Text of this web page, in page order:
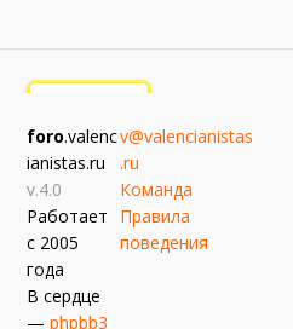
Расинг — Валенсия
примерно 18 октября
Валенсия — Атлетик
foro.valenc
ianistas.ru
v.4.0
Работает
с 2005
года
В сердце
—phpbb3
v@valencianistas
.ru
Команда
Правила
поведения